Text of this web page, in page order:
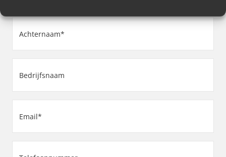
Achternaam
(Vereist)
(Vereist)
(Vereist)